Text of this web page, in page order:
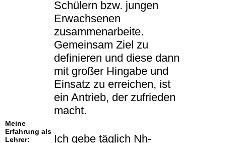
Schülern bzw. jungen
Erwachsenen
zusammenarbeite.
Gemeinsam Ziel zu
definieren und diese dann
mit großer Hingabe und
Einsatz zu erreichen, ist
ein Antrieb, der zufrieden
macht.
Meine
Erfahrung als
Lehrer:
Ich gebe täglich Nh-